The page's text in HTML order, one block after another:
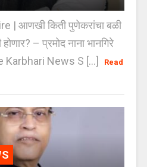
| आणखी किती पुणेकरांचा बळी
– प्रमोद नाना भानगिरे
Karbhari News S [...]
Read